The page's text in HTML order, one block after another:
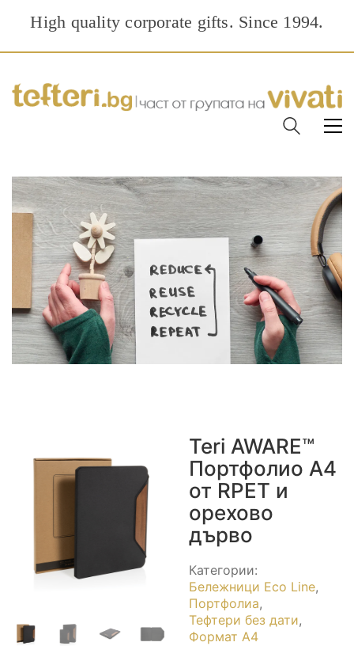
High quality corporate gifts. Since 1994.
Teri AWARE™
Портфолио А4
от RPET и
орехово
дърво
Категории:
Бележници Eco Line,
Портфолиа,
Тефтери без дати,
Формат A4